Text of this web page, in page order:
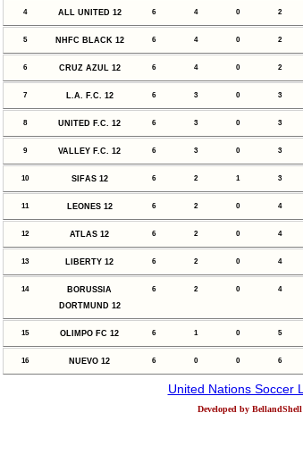
4 ALL UNITED 12 6 4 0 2
5 NHFC BLACK 12 6 4 0 2
6 CRUZ AZUL 12 6 4 0 2
7 L.A. F.C. 12 6 3 0 3
8 UNITED F.C. 12 6 3 0 3
9 VALLEY F.C. 12 6 3 0 3
10 SIFAS 12 6 2 1 3
11 LEONES 12 6 2 0 4
12 ATLAS 12 6 2 0 4
13 LIBERTY 12 6 2 0 4
14
BORUSSIA
DORTMUND 12
6 2 0 4
15 OLIMPO FC 12 6 1 0 5
16 NUEVO 12 6 0 0 6
United Nations Soccer
Developed by BellandShell